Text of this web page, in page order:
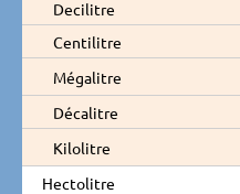
Decilitre
Centilitre
Mégalitre
Décalitre
Kilolitre
Hectolitre